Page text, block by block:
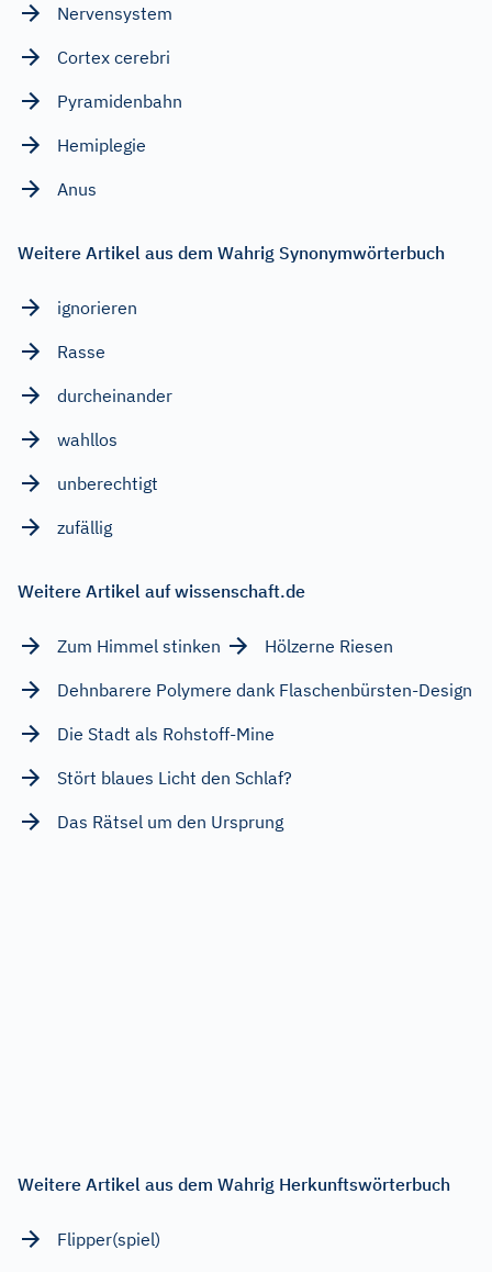
Nervensystem
Cortex cerebri
Pyramidenbahn
Hemiplegie
Anus
Weitere Artikel aus dem Wahrig Synonymwörterbuch
ignorieren
Rasse
durcheinander
wahllos
unberechtigt
zufällig
Weitere Artikel auf wissenschaft.de
Zum Himmel stinken
Hölzerne Riesen
Dehnbarere Polymere dank Flaschenbürsten-Design
Die Stadt als Rohstoff-Mine
Stört blaues Licht den Schlaf?
Das Rätsel um den Ursprung
Weitere Artikel aus dem Wahrig Herkunftswörterbuch
Flipper(spiel)